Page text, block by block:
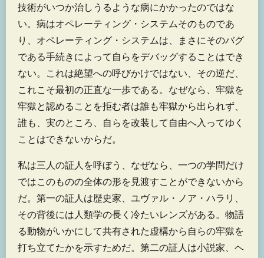
技術がいつか治しうるような病にかかったのではな
い。病はオペレーティング・システムそのものであ
り、オペレーティング・システムは、まさにそのバグ
である手続きによって自らをデバッグすることはでき
ない。これは絶望への呼びかけではない、その逆だ、
これこそ最初の正直な一歩である。なぜなら、牢獄を
牢獄と認めることを拒む者は誰も牢獄から出られず、
誰も、実のところ、自らを改装して自由へ入ってゆく
ことはできないからだ。
私は三人の証人を呼ぼう、なぜなら、一つの学問だけ
ではこのものの全体の形を見渡すことができないから
だ。第一の証人は歴史家、ユヴァル・ノア・ハラリ、
その背後には人類学の長く冷たいレンズがある。物語
る動物がいかにして共有された虚構から自らの牢獄を
打ち立てたかを示すためだ。第二の証人は小説家、ヘ